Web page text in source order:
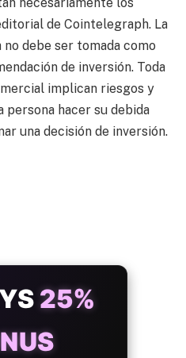
de Cointelegraph. La
debe ser tomada como
de inversión. Toda
implican riesgos y
persona hacer su debida
una decisión de inversión.
25%